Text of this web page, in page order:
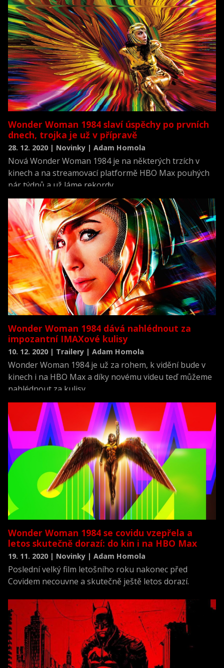
Wonder Woman 1984 slaví úspěchy po prvních
dnech, trojka je už v přípravě
28. 12. 2020 | Novinky | Adam Homola
Nová Wonder Woman 1984 je na některých trzích v
kinech a na streamovací platformě HBO Max pouhých
pár týdnů a už láme rekordy.
Wonder Woman 1984 dává nahlédnout za
impozantní IMAXové kulisy
10. 12. 2020 | Trailery | Adam Homola
Wonder Woman 1984 je už za rohem, k vidění bude v
kinech i na HBO Max a díky novému videu teď můžeme
nahlédnout za kulisy.
Wonder Woman 1984 se covidu vzepřela a
letos skutečně dorazí: do kin i na HBO Max
19. 11. 2020 | Novinky | Adam Homola
Poslední velký film letošního roku nakonec před
Covidem necouvne a skutečně ještě letos dorazí.